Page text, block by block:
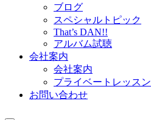
ブログ
スペシャルトピック
That’s DAN!!
アルバム試聴
会社案内
会社案内
プライベートレッスン
お問い合わせ